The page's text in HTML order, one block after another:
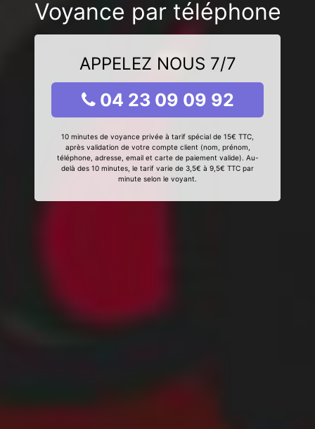
Voyance par téléphone
APPELEZ NOUS 7/7
04 23 09 09 92
10 minutes de voyance privée à tarif spécial de 15€ TTC,
après validation de votre compte client (nom, prénom,
téléphone, adresse, email et carte de paiement valide). Au-
delà des 10 minutes, le tarif varie de 3,5€ à 9,5€ TTC par
minute selon le voyant.